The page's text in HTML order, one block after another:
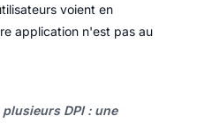
voient en
application n'est pas au
DPI : une